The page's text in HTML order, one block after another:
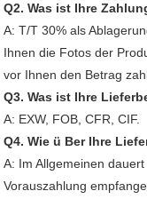
Q2. Was ist Ihre
A: T/T 30% als
Ihnen die Fotos der
vor Ihnen den Betrag
Q3. Was ist Ihre
A: EXW, FOB, CFR, CIF.
Q4. Wie ü Ber Ihre
A: Im Allgemeinen
Vorauszahlung